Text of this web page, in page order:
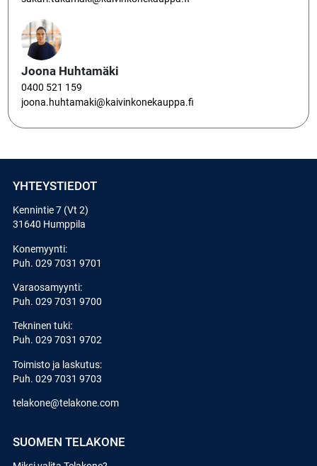
Joona Huhtamäki
0400 521 159
joona.huhtamaki@kaivinkonekauppa.fi
YHTEYSTIEDOT
Kennintie 7 (Vt 2)
31640 Humppila
Konemyynti:
Puh. 029 7031 9701
Varaosamyynti:
Puh. 029 7031 9700
Tekninen tuki:
Puh. 029 7031 9702
Toimisto ja laskutus:
Puh. 029 7031 9703
telakone@telakone.com
SUOMEN TELAKONE